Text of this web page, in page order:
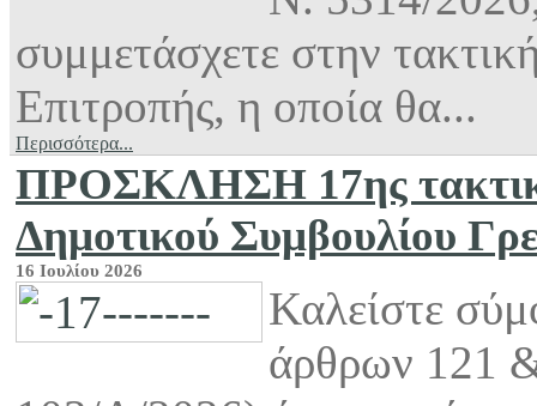
συμμετάσχετε στην
Επιτροπής, η οποία θα...
Περισσότερα...
ΠΡΟΣΚΛΗΣΗ 17ης
Δημοτικού Συμβουλίου
16 Ιουλίου 2026
Καλείστε
άρθρων 121